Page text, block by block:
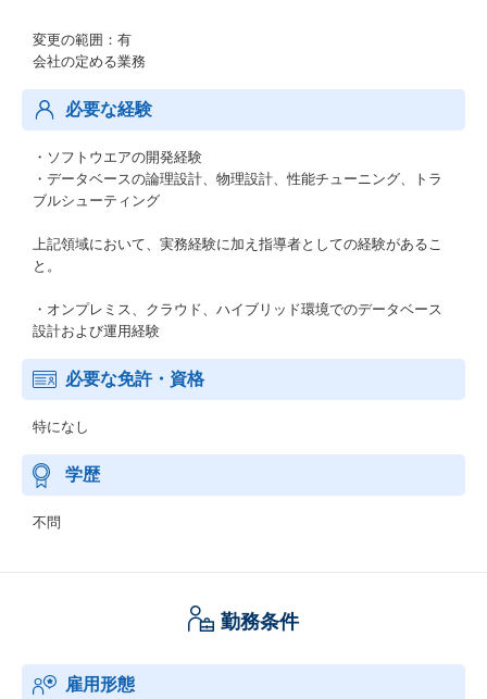
変更の範囲：有
会社の定める業務
必要な経験
・ソフトウエアの開発経験
・データベースの論理設計、物理設計、性能チューニング、トラ
ブルシューティング
上記領域において、実務経験に加え指導者としての経験があるこ
と。
・オンプレミス、クラウド、ハイブリッド環境でのデータベース
設計および運用経験
必要な免許・資格
特になし
学歴
不問
勤務条件
雇用形態